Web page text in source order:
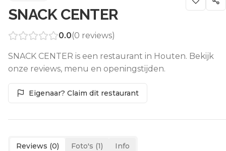
SNACK CENTER
0.0(0 reviews)
SNACK CENTER is een restaurant in Houten. Bekijk
onze reviews, menu en openingstijden.
Eigenaar? Claim dit restaurant
Reviews (0) Foto's (1) Info